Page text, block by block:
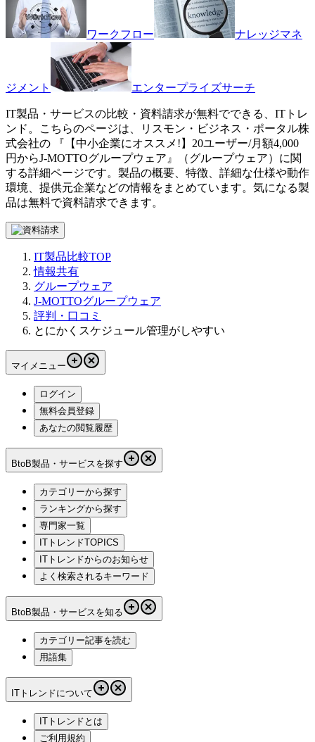
ワークフロー ナレッジマネ
ジメント エンタープライズサーチ
IT製品・サービスの比較・資料請求が無料でできる、ITトレ
ンド。こちらのページは、
リスモン・ビジネス・ポータル株
式会社の 『
【中小企業にオススメ!】20ユーザー/月額4,000
円からJ-MOTTOグループウェア』（グループウェア）に関
する詳細ページです。製品の概要、特徴、詳細な仕様や動作
環境、提供元企業などの情報をまとめています。気になる製
品は無料で資料請求できます。
IT製品比較TOP
情報共有
グループウェア
J-MOTTOグループウェア
評判・口コミ
とにかくスケジュール管理がしやすい
マイメニュー
ログイン
無料会員登録
あなたの閲覧履歴
BtoB製品・サービスを探す
カテゴリーから探す
ランキングから探す
専門家一覧
ITトレンドTOPICS
ITトレンドからのお知らせ
よく検索されるキーワード
BtoB製品・サービスを知る
カテゴリー記事を読む
用語集
ITトレンドについて
ITトレンドとは
ご利用規約